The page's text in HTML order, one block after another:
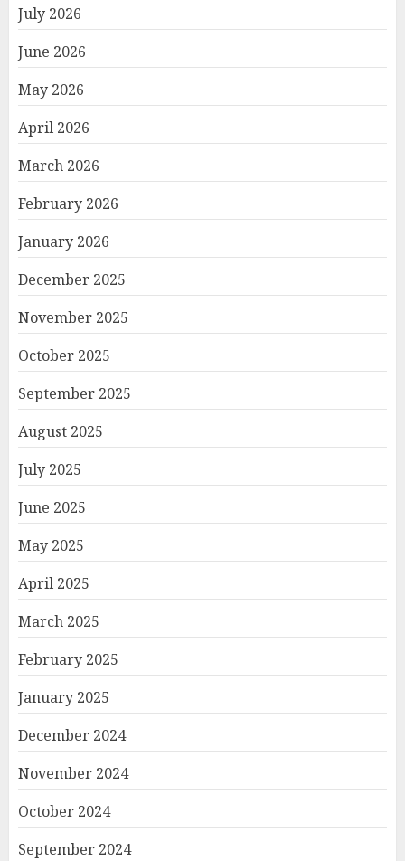
July 2026
June 2026
May 2026
April 2026
March 2026
February 2026
January 2026
December 2025
November 2025
October 2025
September 2025
August 2025
July 2025
June 2025
May 2025
April 2025
March 2025
February 2025
January 2025
December 2024
November 2024
October 2024
September 2024